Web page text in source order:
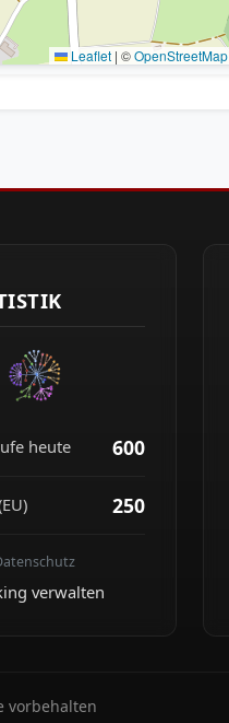
Leaflet | ©OpenStreetMap
heute 600
250
verwalten
vorbehalten